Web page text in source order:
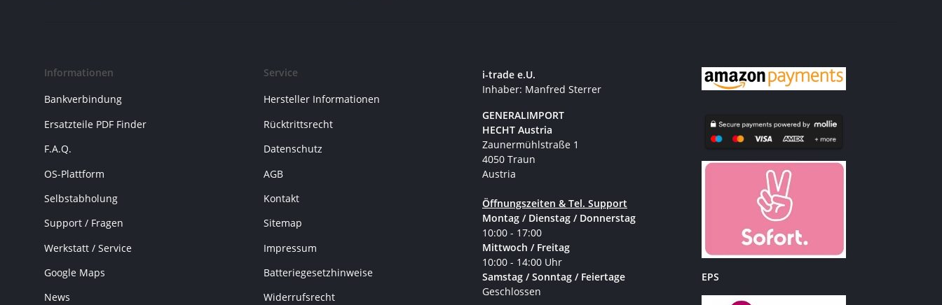
Informationen
Bankverbindung
Ersatzteile PDF Finder
F.A.Q.
OS-Plattform
Selbstabholung
Support / Fragen
Werkstatt / Service
Google Maps
News
Service
Hersteller Informationen
Rücktrittsrecht
Datenschutz
AGB
Kontakt
Sitemap
Impressum
Batteriegesetzhinweise
Widerrufsrecht
i-trade e.U.
Inhaber: Manfred Sterrer
GENERALIMPORT
HECHT Austria
Zaunermühlstraße 1
4050 Traun
Austria
Öffnungszeiten & Tel. Support
Montag / Dienstag / Donnerstag
10:00 - 17:00
Mittwoch / Freitag
10:00 - 14:00 Uhr
Samstag / Sonntag / Feiertage
Geschlossen
EPS